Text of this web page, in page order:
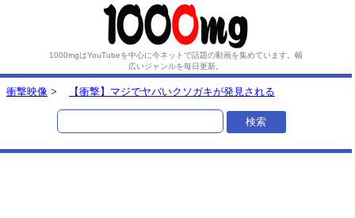
1000mgはYouTubeを中心に今ネットで話題の動画を集めています。 幅
広いジャンルを毎日更新。
衝撃映像 > 【衝撃】マジでヤバいクソガキが発見される